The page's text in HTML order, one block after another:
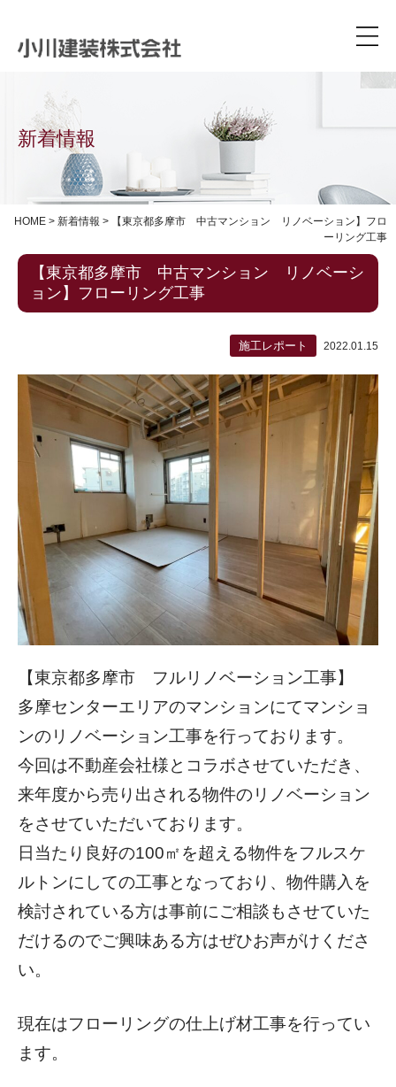
新着情報
HOME > 新着情報 >
【東京都多摩市 中古マンション リノベーション】フロ
ーリング工事
【東京都多摩市 中古マンション リノベーシ
ョン】フローリング工事
施工レポート 2022.01.15
【東京都多摩市 フルリノベーション工事】
多摩センターエリアのマンションにてマンショ
ンのリノベーション工事を行っております。
今回は不動産会社様とコラボさせていただき、
来年度から売り出される物件のリノベーション
をさせていただいております。
日当たり良好の100㎡を超える物件をフルスケ
ルトンにしての工事となっており、物件購入を
検討されている方は事前にご相談もさせていた
だけるのでご興味ある方はぜひお声がけくださ
い。
現在はフローリングの仕上げ材工事を行ってい
ます。